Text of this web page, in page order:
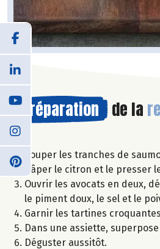
Préparation de la
Couper les tranches de
Râper le citron et le presser
Ouvrir les avocats en deux,
le piment doux, le sel et le
Garnir les tartines
Dans une assiette,
Déguster aussitôt.